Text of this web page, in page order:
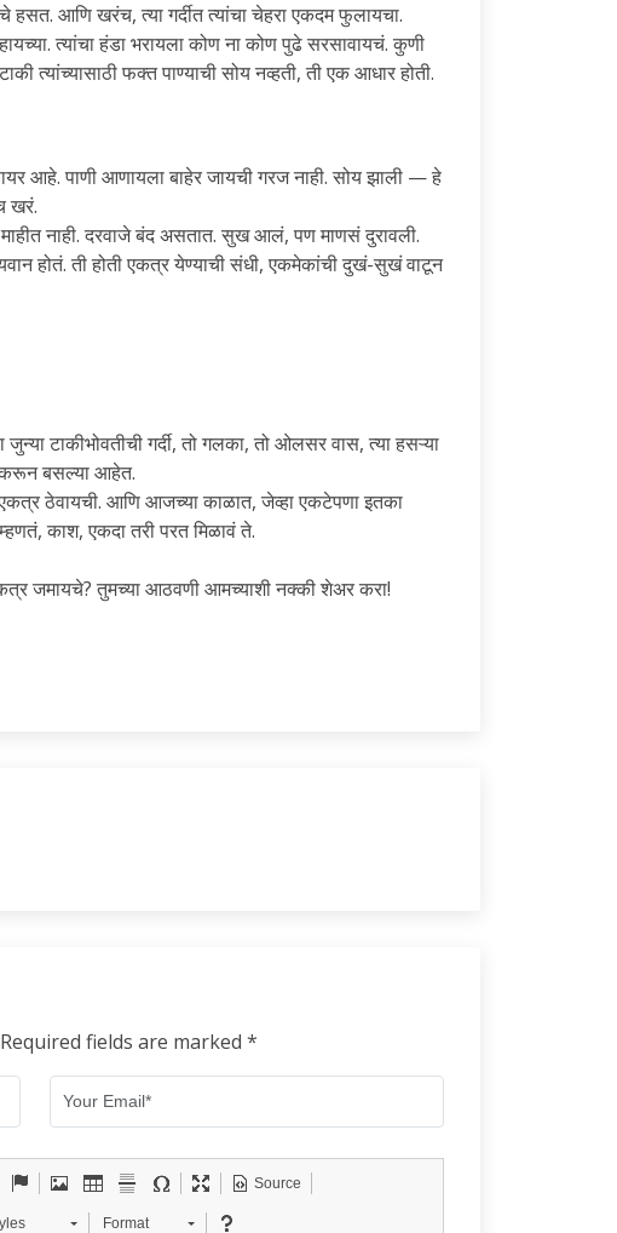
हसत. आणि खरंच, त्या गर्दीत त्यांचा चेहरा एकदम फुलायचा.
त्यांचा हंडा भरायला कोण ना कोण पुढे सरसावायचं. कुणी
फक्त पाण्याची सोय नव्हती, ती एक आधार होती.
आहे. पाणी आणायला बाहेर जायची गरज नाही. सोय झाली — हे
खरं.
नाही. दरवाजे बंद असतात. सुख आलं, पण माणसं दुरावली.
होतं. ती होती एकत्र येण्याची संधी, एकमेकांची दुखं-सुखं वाटून
टाकीभोवतीची गर्दी, तो गलका, तो ओलसर वास, त्या हसऱ्या
करून बसल्या आहेत.
एकत्र ठेवायची. आणि आजच्या काळात, जेव्हा एकटेपणा इतका
काश, एकदा तरी परत मिळावं ते.
जमायचे? तुमच्या आठवणी आमच्याशी नक्की शेअर करा!
fields are marked *
Source
Format